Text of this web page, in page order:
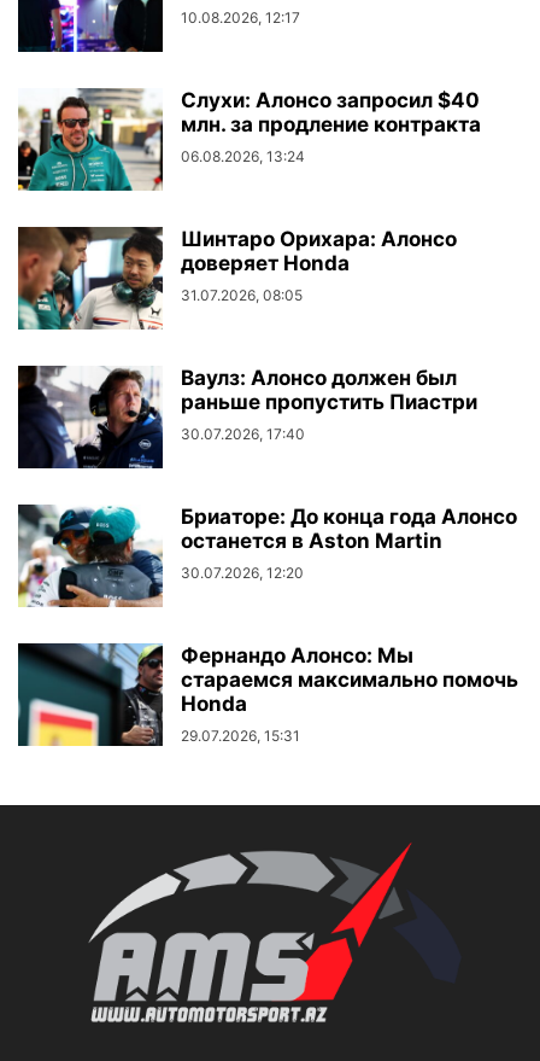
10.08.2026, 12:17
Слухи: Алонсо запросил $40
млн. за продление контракта
06.08.2026, 13:24
Шинтаро Орихара: Алонсо
доверяет Honda
31.07.2026, 08:05
Ваулз: Алонсо должен был
раньше пропустить Пиастри
30.07.2026, 17:40
Бриаторе: До конца года Алонсо
останется в Aston Martin
30.07.2026, 12:20
Фернандо Алонсо: Мы
стараемся максимально помочь
Honda
29.07.2026, 15:31